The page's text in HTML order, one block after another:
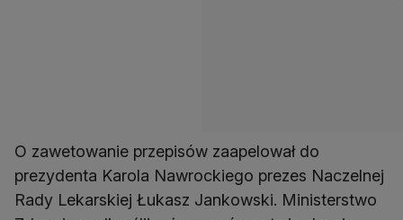
O zawetowanie przepisów zaapelował do
prezydenta Karola Nawrockiego prezes Naczelnej
Rady Lekarskiej Łukasz Jankowski. Ministerstwo